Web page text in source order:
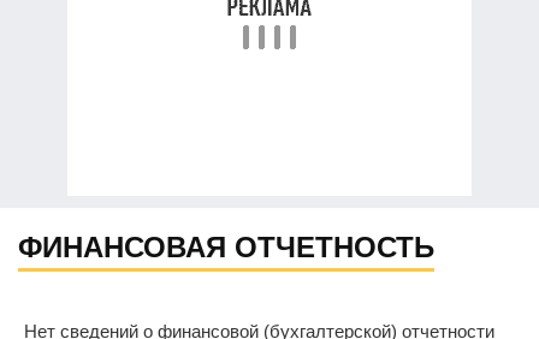
ФИНАНСОВАЯ ОТЧЕТНОСТЬ
Нет сведений о финансовой (бухгалтерской) отчетности